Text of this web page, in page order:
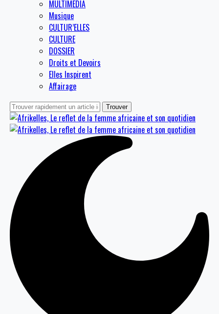
MULTIMEDIA
Musique
CULTUR’ELLES
CULTURE
DOSSIER
Droits et Devoirs
Elles Inspirent
Affairage